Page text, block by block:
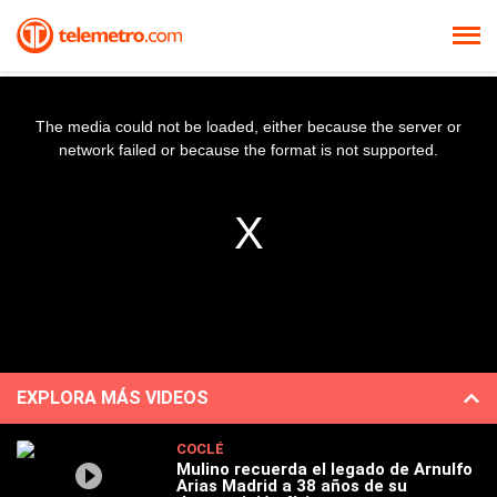
The media could not be loaded, either because the server or
network failed or because the format is not supported.
EXPLORA MÁS VIDEOS
COCLÉ
Mulino recuerda el legado de Arnulfo
Arias Madrid a 38 años de su